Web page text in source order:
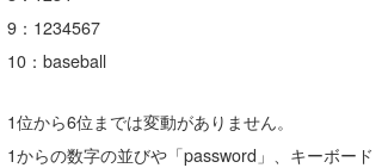
9：1234567
10：baseball
1位から6位までは変動がありません。
1からの数字の並びや「password」、キーボード
YUKI☆
ハンマー